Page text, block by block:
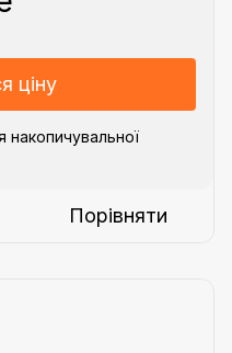
ціну
накопичувальної
Порівняти